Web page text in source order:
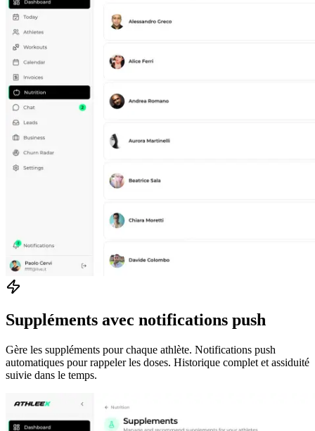
Suppléments avec notifications push
Gère les suppléments pour chaque athlète. Notifications push
automatiques pour rappeler les doses. Historique complet et assiduité
suivie dans le temps.